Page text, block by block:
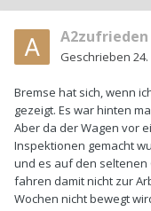
A2zufrieden
Geschrieben
Bremse hat sich, wenn
gezeigt. Es war hinten
Aber da der Wagen vor
Inspektionen gemacht
und es auf den seltenen
fahren damit nicht zur
Wochen nicht bewegt